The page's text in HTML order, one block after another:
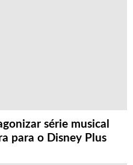
série musical
para o Disney Plus